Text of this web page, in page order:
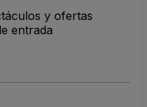
y ofertas
entrada